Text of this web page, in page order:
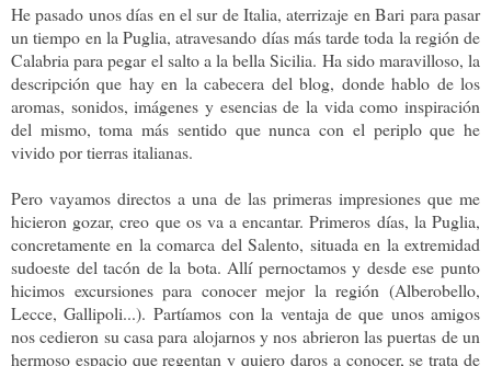
He pasado unos días en el sur de Italia, aterrizaje en Bari para pasar
un tiempo en la Puglia, atravesando días más tarde toda la región de
Calabria para pegar el salto a la bella Sicilia. Ha sido maravilloso, la
descripción que hay en la cabecera del blog, donde hablo de los
aromas, sonidos, imágenes y esencias de la vida como inspiración
del mismo, toma más sentido que nunca con el periplo que he
vivido por tierras italianas.
Pero vayamos directos a una de las primeras impresiones que me
hicieron gozar, creo que os va a encantar. Primeros días, la Puglia,
concretamente en la comarca del Salento, situada en la extremidad
sudoeste del tacón de la bota. Allí pernoctamos y desde ese punto
hicimos excursiones para conocer mejor la región (Alberobello,
Lecce, Gallipoli...). Partíamos con la ventaja de que unos amigos
nos cedieron su casa para alojarnos y nos abrieron las puertas de un
hermoso espacio que regentan y quiero daros a conocer, se trata de